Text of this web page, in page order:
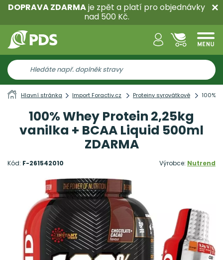
DOPRAVA ZDARMAje zpět a platí pro objednávky
nad 500 Kč.
Hlavní stránka Import Foractiv.cz Proteiny syrovátkové 100%
100% Whey Protein 2,25kg
vanilka + BCAA Liquid 500ml
ZDARMA
Kód: F-261542010 Výrobce: Nutrend